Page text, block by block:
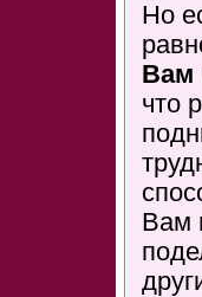
Но
Вам
что
Вам